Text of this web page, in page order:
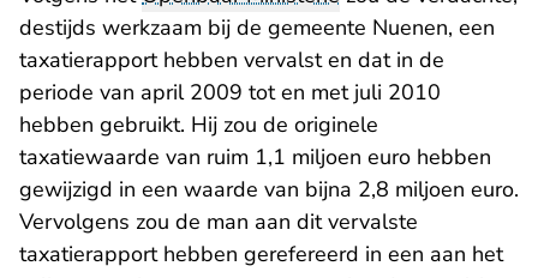
destijds werkzaam bij de gemeente Nuenen, een
taxatierapport hebben vervalst en dat in de
periode van april 2009 tot en met juli 2010
hebben gebruikt. Hij zou de originele
taxatiewaarde van ruim 1,1 miljoen euro hebben
gewijzigd in een waarde van bijna 2,8 miljoen euro.
Vervolgens zou de man aan dit vervalste
taxatierapport hebben gerefereerd in een aan het